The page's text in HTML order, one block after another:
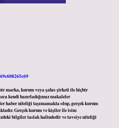
marka, kurum veya şahıs şirketi ile hiçbir
kendi hazırladığımız makaleler
haber niteliği taşımamakta olup, gerçek kurum
Gerçek kurum ve kişiler ile isim
bilgiler taslak halindedir ve tavsiye niteliği